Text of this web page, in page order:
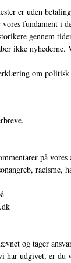
er uden
fundament i
gennem
ikke nyhederne.
om politisk
på
racisme,
og tager
har udgivet, er du